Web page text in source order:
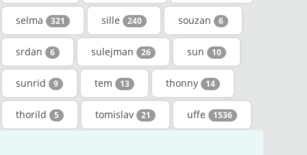
selma 321 sille 240 souzan 6
srdan 6 sulejman 26 sun 10
sunrid 9 tem 13 thonny 14
thorild 5 tomislav 21 uffe 1536